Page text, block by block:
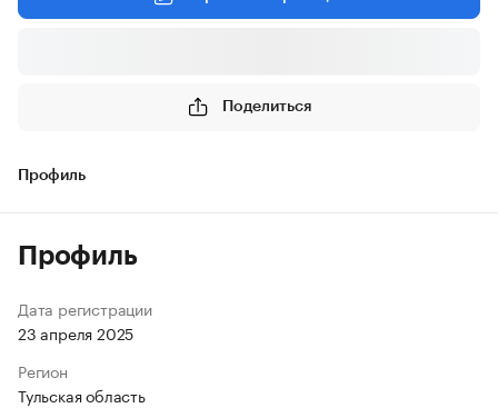
Поделиться
Профиль
Профиль
Дата регистрации
23 апреля 2025
Регион
Тульская область